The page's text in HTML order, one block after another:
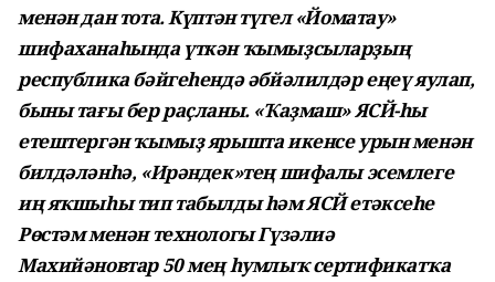
менән дан тота. Күптән түгел «Йоматау»
шифаханаһында үткән ҡымыҙсыларҙың
республика бәйгеһендә әбйәлилдәр еңеү яулап,
быны тағы бер раҫланы. «Ҡаҙмаш» ЯСЙ-һы
етештергән ҡымыҙ ярышта икенсе урын менән
билдәләнһә, «Ирәндек»тең шифалы эсемлеге
иң яҡшыһы тип табылды һәм ЯСЙ етәксеһе
Рөстәм менән технологы Гүзәлиә
Махийәновтар 50 мең һумлыҡ сертификатҡа